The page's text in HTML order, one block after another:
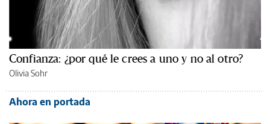
Confianza: ¿por qué le crees a uno y no al otro?
Olivia Sohr
Ahora en portada